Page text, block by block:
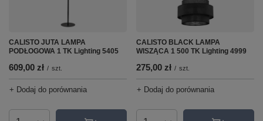
CALISTO JUTA LAMPA
PODŁOGOWA 1 TK Lighting 5405
609,00 zł / szt.
+ Dodaj do porównania
CALISTO BLACK LAMPA
WISZĄCA 1 500 TK Lighting 4999
275,00 zł / szt.
+ Dodaj do porównania